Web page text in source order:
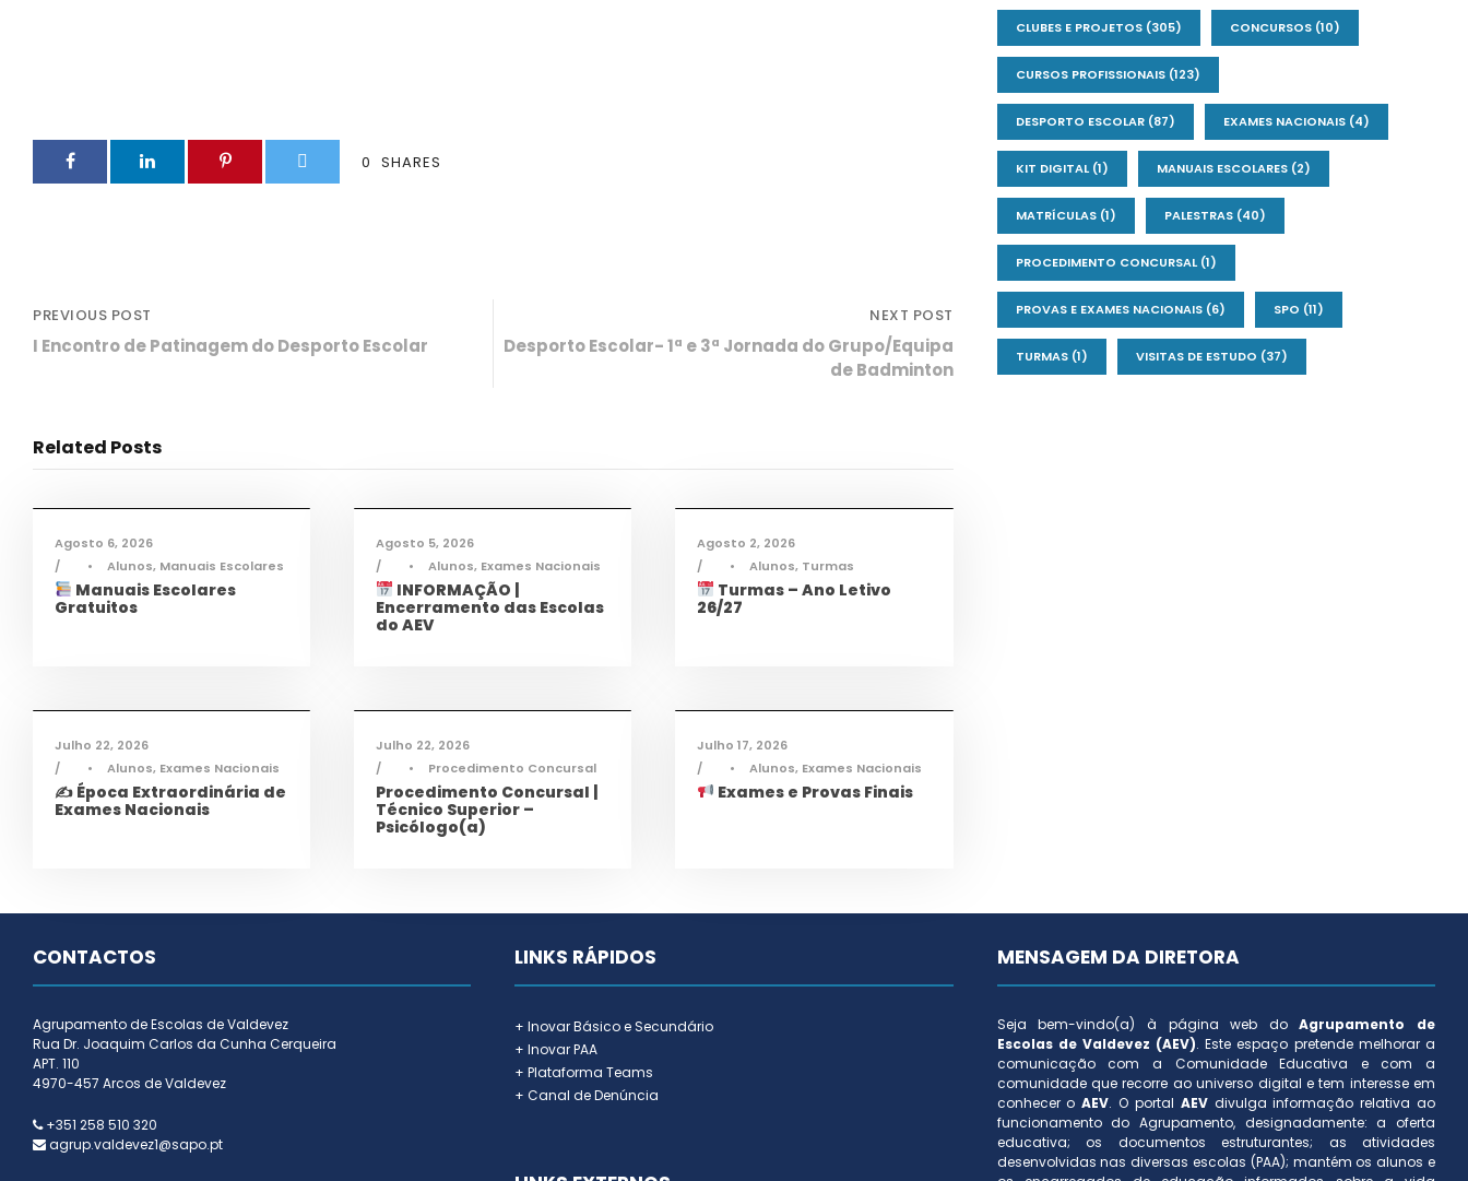
0 SHARES
PREVIOUS POST
I Encontro de Patinagem do Desporto Escolar
NEXT POST
Desporto Escolar- 1ª e 3ª Jornada do Grupo/Equipa
de Badminton
Related Posts
Informações,Notícias
Agosto 6, 2026
•
Alunos, Manuais Escolares
Manuais Escolares
Gratuitos
Informações,Notícias
Agosto 5, 2026
•
Alunos, Exames Nacionais
INFORMAÇÃO |
Encerramento das Escolas
do AEV
Informações,Notícias
Agosto 2, 2026
•
Alunos, Turmas
Turmas – Ano Letivo
26/27
Julho 22, 2026
•
Alunos, Exames Nacionais
✍️ Época Extraordinária de
Exames Nacionais
Julho 22, 2026
•
Procedimento Concursal
Procedimento Concursal |
Técnico Superior –
Psicólogo(a)
Julho 17, 2026
•
Alunos, Exames Nacionais
Exames e Provas Finais
CLUBES E PROJETOS(305) CONCURSOS(10)
CURSOS PROFISSIONAIS(123)
DESPORTO ESCOLAR(87) EXAMES NACIONAIS(4)
KIT DIGITAL(1) MANUAIS ESCOLARES(2)
MATRÍCULAS(1) PALESTRAS(40)
PROCEDIMENTO CONCURSAL(1)
PROVAS E EXAMES NACIONAIS(6) SPO (11)
TURMAS(1) VISITAS DE ESTUDO (37)
CONTACTOS
Agrupamento de Escolas de Valdevez
Rua Dr. Joaquim Carlos da Cunha Cerqueira
APT. 110
4970-457 Arcos de Valdevez
+351 258 510 320
agrup.valdevez1@sapo.pt
LINKS RÁPIDOS
+ Inovar Básico e Secundário
+ Inovar PAA
+ Plataforma Teams
+ Canal de Denúncia
MENSAGEM DA DIRETORA
Seja bem-vindo(a) à página web doAgrupamento de
Escolas de Valdevez (AEV). Este espaço pretende melhorar a
comunicação com a Comunidade Educativa e com a
comunidade que recorre ao universo digital e tem interesse em
conhecer oAEV. O portal AEVdivulga informação relativa ao
funcionamento do Agrupamento, designadamente: a oferta
educativa; os documentos estruturantes; as atividades
desenvolvidas nas diversas escolas (PAA); mantém os alunos e